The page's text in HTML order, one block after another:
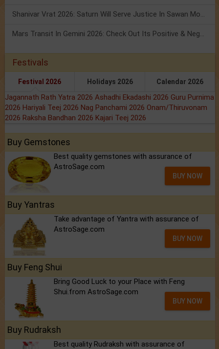
Shanivar Vrat 2026: Saturn Will Serve Justice In Sawan Month!
Mars Transit In Gemini 2026: Check Out Its Positive & Negative Impact
Festivals
Festival 2026 Holidays 2026 Calendar 2026
Jagannath Rath Yatra 2026 Ashadhi Ekadashi 2026 Guru Purnima
2026 Hariyali Teej 2026 Nag Panchami 2026 Onam/Thiruvonam
2026 Raksha Bandhan 2026 Kajari Teej 2026
Buy Gemstones
Best quality gemstones with assurance of
AstroSage.com
BUY NOW
Buy Yantras
Take advantage of Yantra with assurance of
AstroSage.com
BUY NOW
Buy Feng Shui
Bring Good Luck to your Place with Feng
Shui.from AstroSage.com
BUY NOW
Buy Rudraksh
Best quality Rudraksh with assurance of